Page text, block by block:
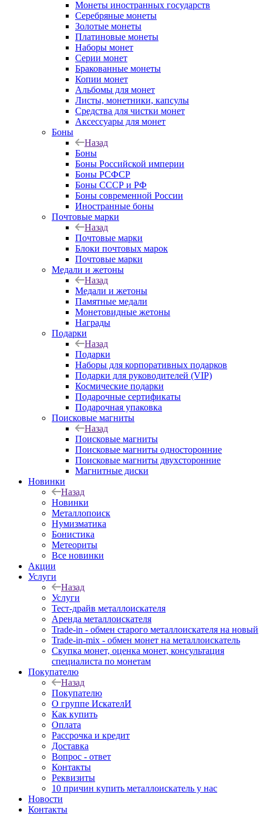
Монеты иностранных государств
Серебряные монеты
Золотые монеты
Платиновые монеты
Наборы монет
Серии монет
Бракованные монеты
Копии монет
Альбомы для монет
Листы, монетники, капсулы
Средства для чистки монет
Аксессуары для монет
Боны
Назад
Боны
Боны Российской империи
Боны РСФСР
Боны СССР и РФ
Боны современной России
Иностранные боны
Почтовые марки
Назад
Почтовые марки
Блоки почтовых марок
Почтовые марки
Медали и жетоны
Назад
Медали и жетоны
Памятные медали
Монетовидные жетоны
Награды
Подарки
Назад
Подарки
Наборы для корпоративных подарков
Подарки для руководителей (VIP)
Космические подарки
Подарочные сертификаты
Подарочная упаковка
Поисковые магниты
Назад
Поисковые магниты
Поисковые магниты односторонние
Поисковые магниты двухсторонние
Магнитные диски
Новинки
Назад
Новинки
Металлопоиск
Нумизматика
Бонистика
Метеориты
Все новинки
Акции
Услуги
Назад
Услуги
Тест-драйв металлоискателя
Аренда металлоискателя
Trade-in - обмен старого металлоискателя на новый
Trade-in-mix - обмен монет на металлоискатель
Скупка монет, оценка монет, консультация
специалиста по монетам
Покупателю
Назад
Покупателю
О группе ИскателИ
Как купить
Оплата
Рассрочка и кредит
Доставка
Вопрос - ответ
Контакты
Реквизиты
10 причин купить металлоискатель у нас
Новости
Контакты